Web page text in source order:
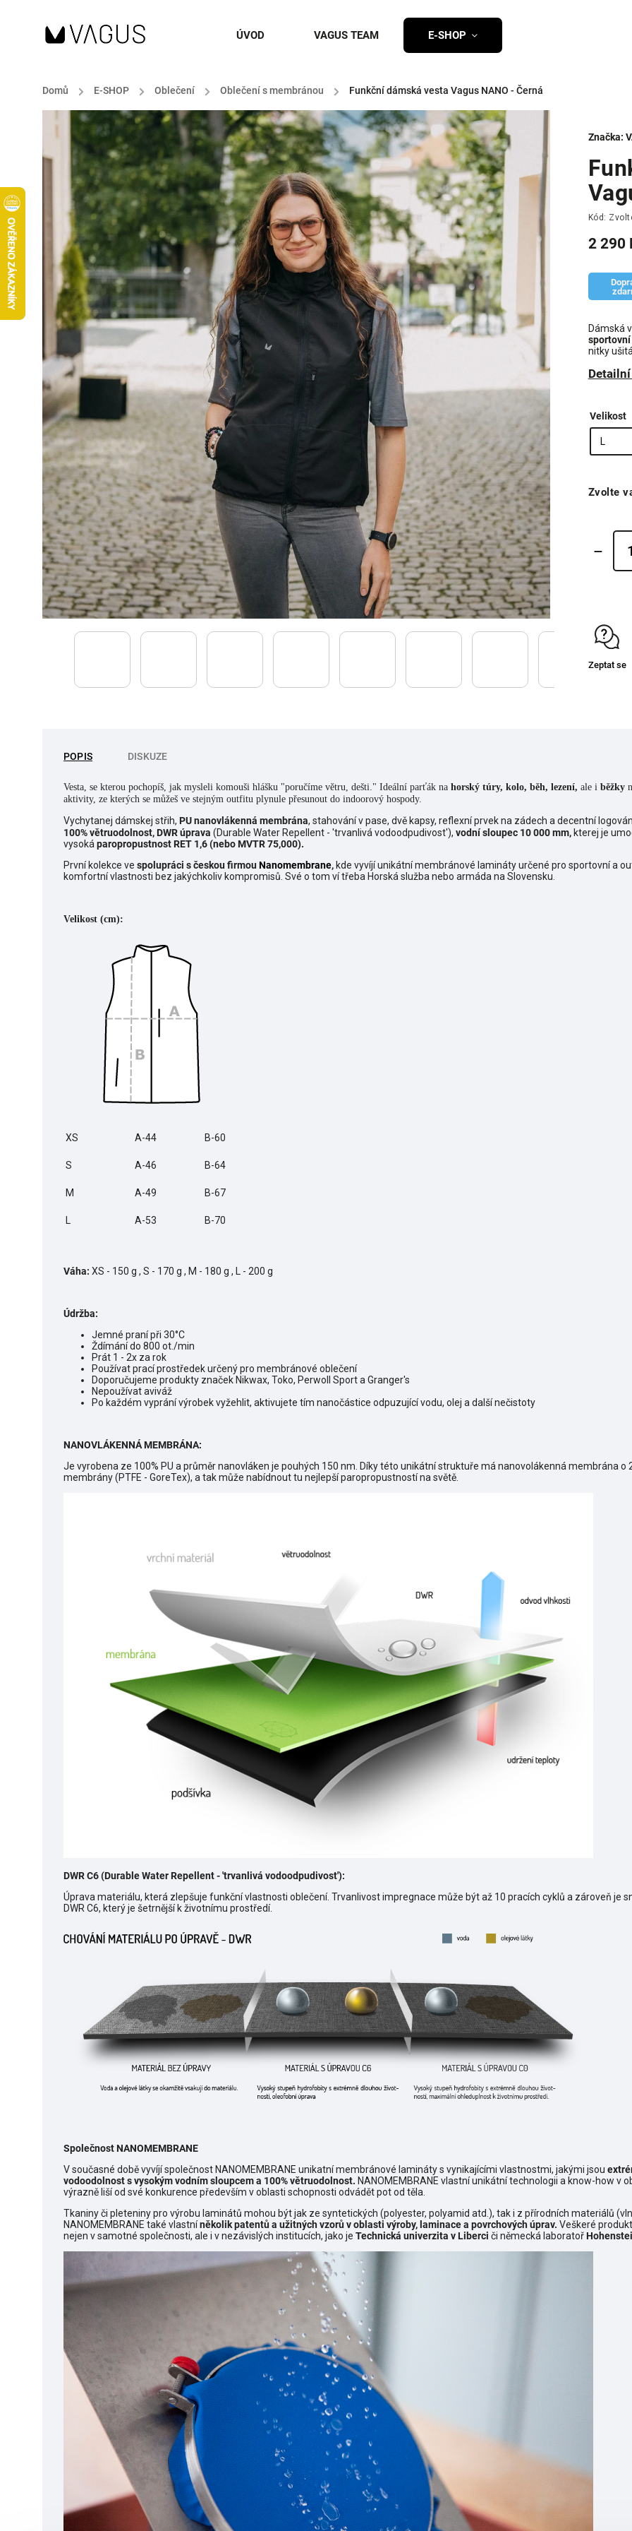
ÚVOD VAGUS TEAM E-SHOP
Domů / E-SHOP / Oblečení / Oblečení s membránou / Funkční dámská vesta Vagus NANO - Černá
Kód:
2 290
Dámská
sportovní
nitky
Značka:
Velikost
Zvolte
Zeptat se
POPIS DISKUZE
Vesta, se kterou pochopíš, jak mysleli komouši hlášku "poručíme větru, dešti." Ideální parťák na horský túry, kolo, běh, lezení, ale i běžky
aktivity, ze kterých se můžeš ve stejným outfitu plynule přesunout do indoorový hospody.
Vychytanej dámskej střih, PU nanovlákenná membrána, stahování v pase, dvě kapsy, reflexní prvek na zádech a decentní
100% větruodolnost,DWR úprava (Durable Water Repellent - 'trvanlivá vodoodpudivost'), vodní sloupec 10 000 mm, kterej je
vysokáparopropustnost RET 1,6 (nebo MVTR 75,000).
První kolekce ve spolupráci s českou firmouNanomembrane, kde vyvíjíunikátní membránové lamináty určené pro sportovní a
komfortní vlastnosti bez jakýchkoliv kompromisů. Své o tom ví třeba Horská služba nebo armáda na Slovensku.
Velikost (cm):
XS A-44 B-60
S A-46 B-64
M A-49 B-67
L A-53 B-70
Váha: XS - 150 g , S - 170 g , M - 180 g , L - 200 g
Údržba:
Jemné praní při 30°C
Ždímání do 800 ot./min
Prát 1 - 2x za rok
Používat prací prostředek určený pro membránové oblečení
Doporučujeme produkty značek Nikwax, Toko, Perwoll Sport a Granger's
Nepoužívat aviváž
Po každém vyprání výrobek vyžehlit, aktivujete tím nanočástice odpuzující vodu, olej a další nečistoty
NANOVLÁKENNÁ MEMBRÁNA:
Je vyrobena ze 100% PU a průměr nanovláken je pouhých 150 nm. Díky této unikátní struktuře má nanovolákenná membrána o
membrány (PTFE - GoreTex), a tak může nabídnout tu nejlepší paropropustností na světě.
DWR C6 (Durable Water Repellent -'trvanlivá vodoodpudivost'):
Úprava materiálu, která zlepšuje funkční vlastnosti oblečení. Trvanlivost impregnace může být až 10 pracích cyklů a zároveň je
DWR C6, který je šetrnější k životnímu prostředí.
Společnost NANOMEMBRANE
V současné době vyvíjí společnost NANOMEMBRANE unikatní membránové lamináty s vynikajícími vlastnostmi, jakými jsou
vodoodolnost s vysokým vodním sloupcem a 100% větruodolnost. NANOMEMBRANE vlastní unikátní technologii a know-how v
výrazně liší od své konkurence především v oblasti schopnosti odvádět pot od těla.
Tkaniny či pleteniny pro výrobu laminátů mohou být jak ze syntetických (polyester, polyamid atd.), tak i z přírodních materiálů
NANOMEMBRANE také vlastníněkolik patentů a užitných vzorů v oblasti výroby, laminace a povrchových úprav. Veškeré
nejen v samotné společnosti, ale i v nezávislých institucích, jako je Technická univerzita v Liberci či německá laboratoř